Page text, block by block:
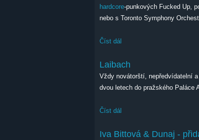
hardcore-punkových Fucked Up,
nebo s Toronto Symphony
Číst dál
Laibach
Vždy novátorští, nepředvídatelní
dvou letech do pražského Paláce
Číst dál
Iva Bittová & Dunaj -